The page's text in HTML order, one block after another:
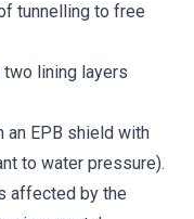
tunnelling to free
two lining layers
an EPB shield with
to water pressure).
affected by the